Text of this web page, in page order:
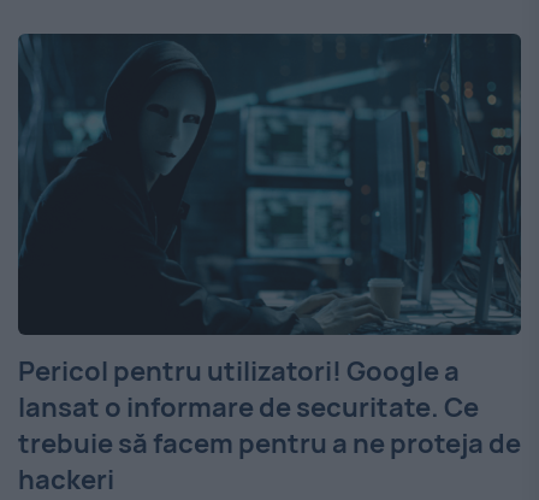
Pericol pentru utilizatori! Google a
lansat o informare de securitate. Ce
trebuie să facem pentru a ne proteja de
hackeri